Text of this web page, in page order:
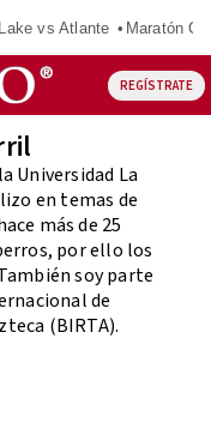
vs Atlante Maratón
REGÍSTRATE
Universidad La
en temas de
más de 25
por ello los
soy parte
de
(BIRTA).